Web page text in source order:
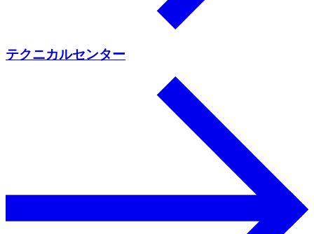
テクニカルセンター